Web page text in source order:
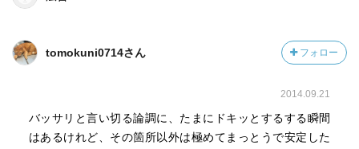
tomokuni0714さん フォロー
2014.09.21
バッサリと言い切る論調に、たまにドキッとするする瞬間
はあるけれど、その箇所以外は極めてまっとうで安定した